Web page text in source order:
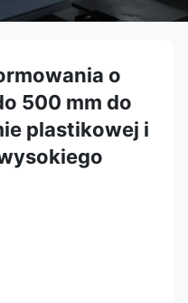
o
500 mm do
plastikowej i